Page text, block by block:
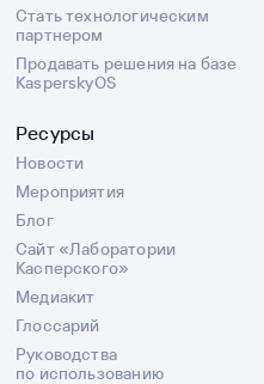
Стать технологическим
партнером
Продавать решения на базе
KasperskyOS
Ресурсы
Новости
Мероприятия
Блог
Сайт «Лаборатории
Касперского»
Медиакит
Глоссарий
Руководства
по использованию